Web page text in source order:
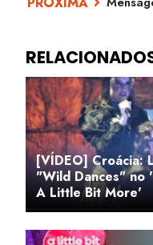
[VÍDEO] Croácia:
"Wild Dances" no
A Little Bit More'